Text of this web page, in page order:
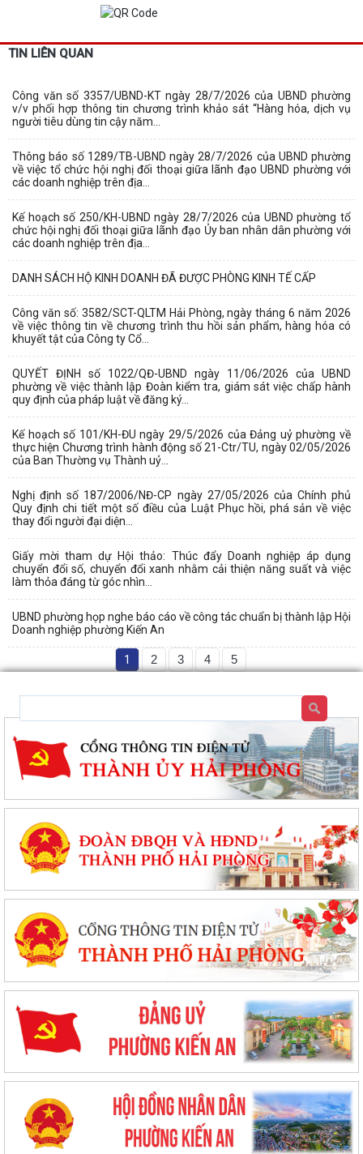
TIN LIÊN QUAN
Công văn số 3357/UBND-KT ngày 28/7/2026 của UBND phường
v/v phối hợp thông tin chương trình khảo sát “Hàng hóa, dịch vụ
người tiêu dùng tin cậy năm...
Thông báo số 1289/TB-UBND ngày 28/7/2026 của UBND phường
về việc tổ chức hội nghị đối thoại giữa lãnh đạo UBND phường với
các doanh nghiệp trên địa...
Kế hoạch số 250/KH-UBND ngày 28/7/2026 của UBND phường tổ
chức hội nghị đối thoại giữa lãnh đạo Ủy ban nhân dân phường với
các doanh nghiệp trên địa...
DANH SÁCH HỘ KINH DOANH ĐÃ ĐƯỢC PHÒNG KINH TẾ CẤP
Công văn số: 3582/SCT-QLTM Hải Phòng, ngày tháng 6 năm 2026
về việc thông tin về chương trình thu hồi sản phẩm, hàng hóa có
khuyết tật của Công ty Cổ...
QUYẾT ĐỊNH số 1022/QĐ-UBND ngày 11/06/2026 của UBND
phường về việc thành lập Đoàn kiểm tra, giám sát việc chấp hành
quy định của pháp luật về đăng ký...
Kế hoạch số 101/KH-ĐU ngày 29/5/2026 của Đảng uỷ phường về
thực hiện Chương trình hành động số 21-Ctr/TU, ngày 02/05/2026
của Ban Thường vụ Thành uỷ...
Nghị định số 187/2006/NĐ-CP ngày 27/05/2026 của Chính phủ
Quy định chi tiết một số điều của Luật Phục hồi, phá sản về việc
thay đổi người đại diện...
Giấy mời tham dự Hội thảo: Thúc đẩy Doanh nghiệp áp dụng
chuyển đổi số, chuyển đổi xanh nhằm cải thiện năng suất và việc
làm thỏa đáng từ góc nhìn...
UBND phường họp nghe báo cáo về công tác chuẩn bị thành lập Hội
Doanh nghiệp phường Kiến An
1 2 3 4 5